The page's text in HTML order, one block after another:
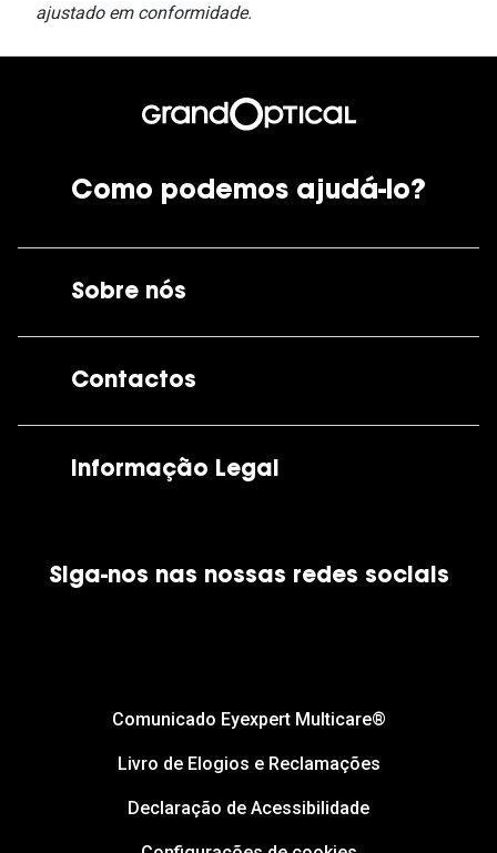
ajustado em conformidade.
Como podemos ajudá-lo?
Sobre nós
Contactos
Informação Legal
Política de Cookies
Siga-nos nas nossas redes sociais
Comunicado Eyexpert Multicare®
Livro de Elogios e Reclamações
Declaração de Acessibilidade